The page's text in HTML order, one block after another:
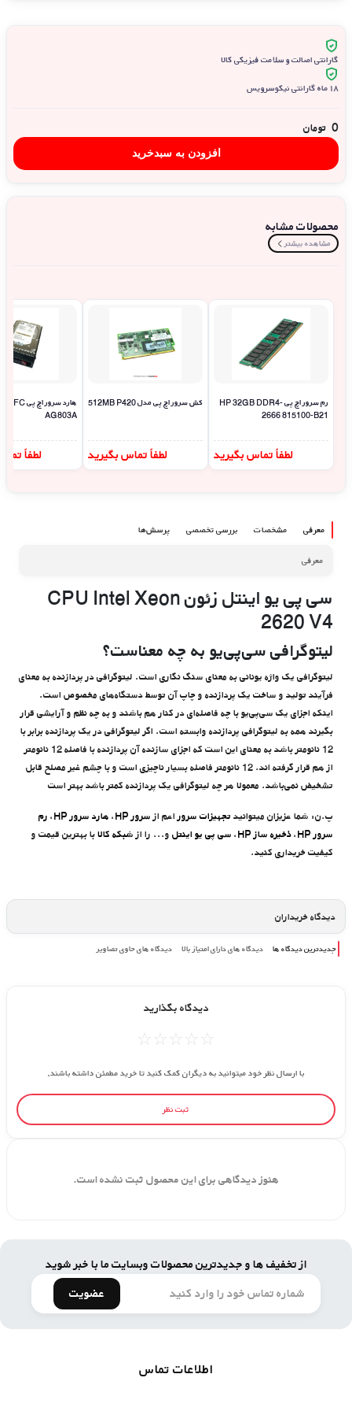
گارانتی اصالت و سلامت فیزیکی کالا
۱۸ ماه گارانتی نیکوسرویس
0 تومان
افزودن به سبدخرید
محصولات مشابه
مشاهده بیشتر
رم سرور اچ پی HP 32GB DDR4-
2666 815100-B21
لطفاً تماس بگیرید
کش سرور اچ پی مدل 512MB P420
لطفاً تماس بگیرید
AG803A
لطفاً
معرفی مشخصات بررسی تخصصی پرسش‌ها
معرفی
سی پی یو اینتل زئون CPU Intel Xeon
2620 V4
لیتوگرافی سی‌پی‌یو به چه معناست؟
لیتوگرافی یک واژه یونانی به معنای سنگ نگاری است. لیتوگرافی در پردازنده به معنای
فرآیند تولید و ساخت یک پردازنده و چاپ آن توسط دستگاه‌های مخصوص است.
اینکه اجزای یک سی‌پی‌یو با چه فاصله‌ای در کنار هم باشند و به چه نظم و آرایشی قرار
بگیرند همه به لیتوگرافی پردازنده وابسته است. اگر لیتوگرافی در یک پردازنده برابر با
12 نانومتر باشد به معنای این است که اجزای سازنده آن پردازنده با فاصله 12 نانومتر
از هم قرار گرفته اند. 12 نانومتر فاصله بسیار ناچیزی است و با چشم غیر مصلح قابل
تشخیض نمی‌باشد. معمولا هر چه لیتوگرافی یک پردازنده کمتر باشد بهتر است
پ.ن: شما عزیزان میتوانید تجهیزات سروراعم ازسرور HP ، هارد سرور HP ، رم
سرور HP
،ذخیره ساز HP ، سی پی یو اینتل و... را ازشبکه کالابا بهترین قیمت و
کیفیت خریداری کنید.
دیدگاه خریداران
جدیدترین دیدگاه ها دیدگاه های دارای امتیاز بالا دیدگاه های حاوی تصاویر
هنوز دیدگاهی برای این محصول ثبت نشده است.
دیدگاه بگذارید
☆
☆
☆
☆
☆
با ارسال نظر خود میتوانید به دیگران کمک کنید تا خرید مطمئن داشته باشند.
ثبت نظر
از تخفیف ها و جدیدترین محصولات وبسایت ما با خبر شوید
عضویت
اطلاعات تماس